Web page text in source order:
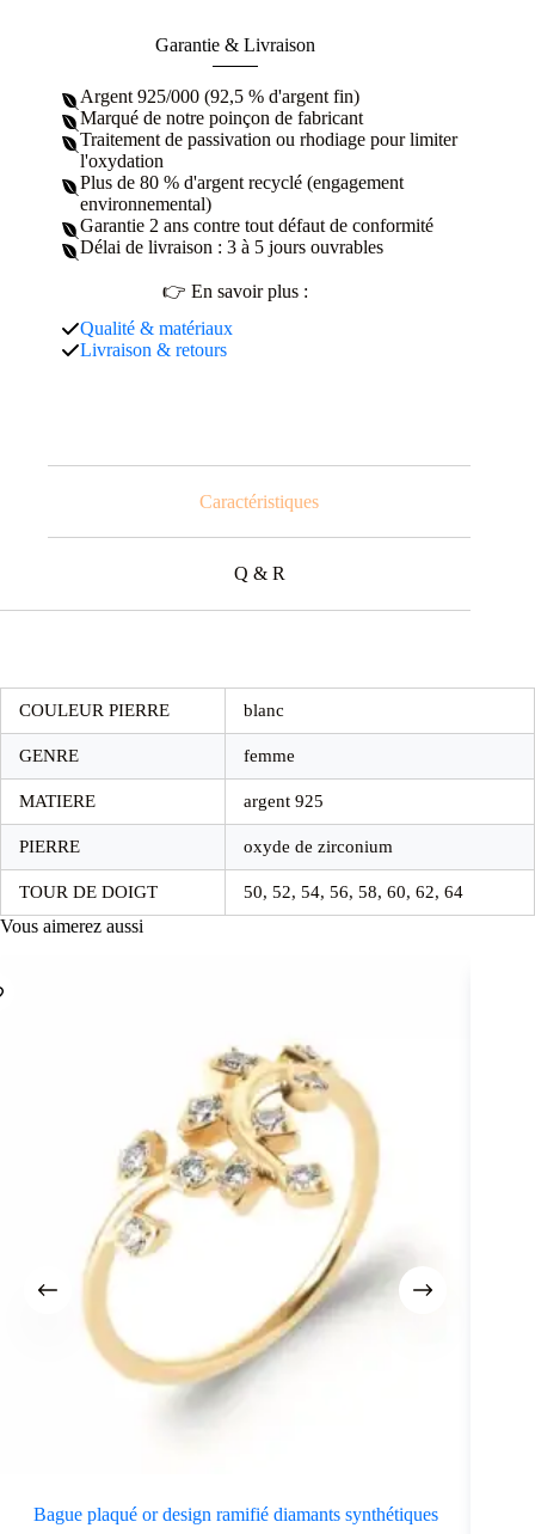
Garantie & Livraison
Argent 925/000 (92,5 % d'argent fin)
Marqué de notre poinçon de fabricant
Traitement de passivation ou rhodiage pour limiter
l'oxydation
Plus de 80 % d'argent recyclé (engagement
environnemental)
Garantie 2 ans contre tout défaut de conformité
Délai de livraison : 3 à 5 jours ouvrables
👉 En savoir plus :
Qualité & matériaux
Livraison & retours
Caractéristiques
Q & R
COULEUR PIERRE blanc
GENRE femme
MATIERE argent 925
PIERRE oxyde de zirconium
TOUR DE DOIGT 50, 52, 54, 56, 58, 60, 62, 64
Vous aimerez aussi
Bague plaqué or design ramifié diamants synthétiques